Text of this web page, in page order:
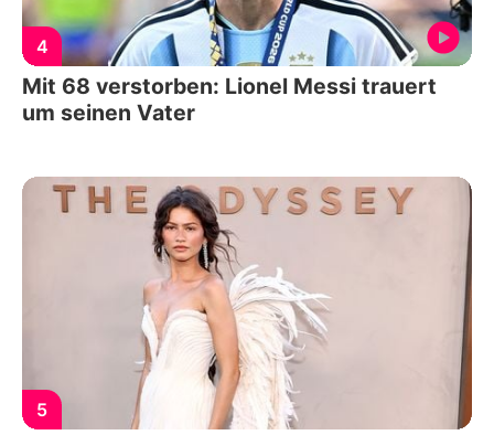
4
Mit 68 verstorben: Lionel Messi trauert
um seinen Vater
5